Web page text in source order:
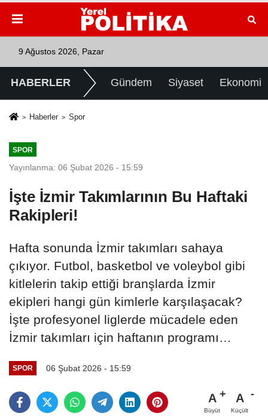
9 Ağustos 2026, Pazar
HABERLER Gündem Siyaset Ekonomi
Haberler Spor
SPOR
Yayınlanma: 06 Şubat 2026 - 15:59
İşte İzmir Takımlarının Bu Haftaki
Rakipleri!
Hafta sonunda İzmir takımları sahaya
çıkıyor. Futbol, basketbol ve voleybol gibi
kitlelerin takip ettiği branşlarda İzmir
ekipleri hangi gün kimlerle karşılaşacak?
İşte profesyonel liglerde mücadele eden
İzmir takımları için haftanın programı…
SPOR 06 Şubat 2026 - 15:59
A
Büyüt
A
Küçült